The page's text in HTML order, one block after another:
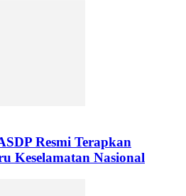
Resmi Terapkan
Keselamatan Nasional